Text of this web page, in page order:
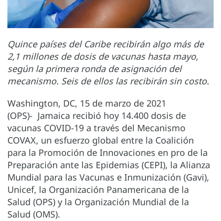
Quince países del Caribe recibirán algo más de
2,1 millones de dosis de vacunas hasta mayo,
según la primera ronda de asignación del
mecanismo. Seis de ellos las recibirán sin costo.
Washington, DC, 15 de marzo de 2021
(OPS)- Jamaica recibió hoy 14.400 dosis de
vacunas COVID-19 a través del Mecanismo
COVAX, un esfuerzo global entre la Coalición
para la Promoción de Innovaciones en pro de la
Preparación ante las Epidemias (CEPI), la Alianza
Mundial para las Vacunas e Inmunización (Gavi),
Unicef, la Organización Panamericana de la
Salud (OPS) y la Organización Mundial de la
Salud (OMS).